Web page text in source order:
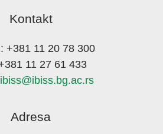
Kontakt
+381 11 20 78 300
11 27 61 433
ibiss@ibiss.bg.ac.rs
Adresa